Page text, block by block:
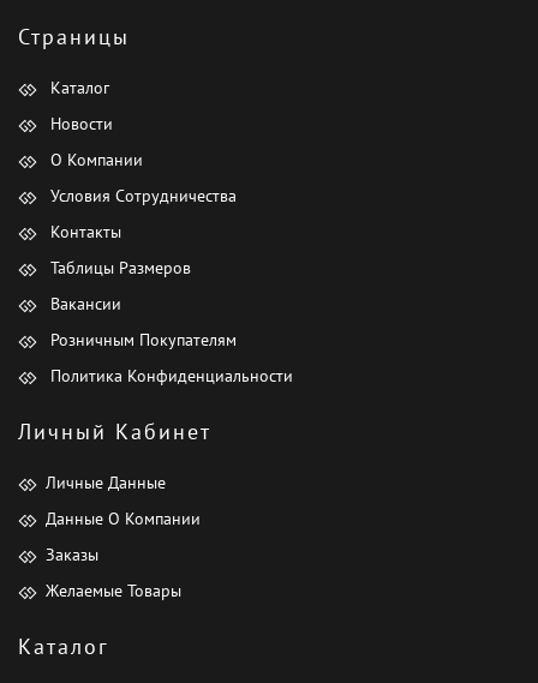
Страницы
Каталог
Новости
О Компании
Условия Сотрудничества
Контакты
Таблицы Размеров
Вакансии
Розничным Покупателям
Политика Конфиденциальности
Личный Кабинет
Личные Данные
Данные О Компании
Заказы
Желаемые Товары
Каталог